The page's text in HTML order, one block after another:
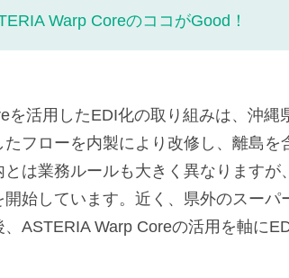
Warp CoreのココがGood！
を活用したEDI化の取り組みは、沖
フローを内製により改修し、離島
は業務ルールも大きく異なります
始しています。近く、県外のスー
ASTERIA Warp Coreの活用を軸に